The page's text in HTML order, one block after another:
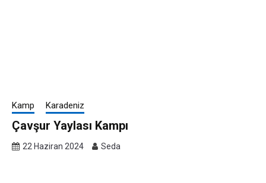
Kamp Karadeniz
Çavşur Yaylası Kampı
22 Haziran 2024 Seda